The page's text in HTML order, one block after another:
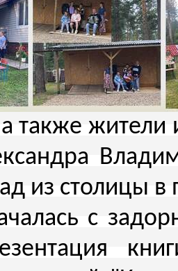
жители
из столицы
с